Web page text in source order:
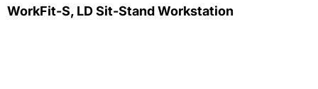
WorkFit-S, LD Sit-Stand Workstation